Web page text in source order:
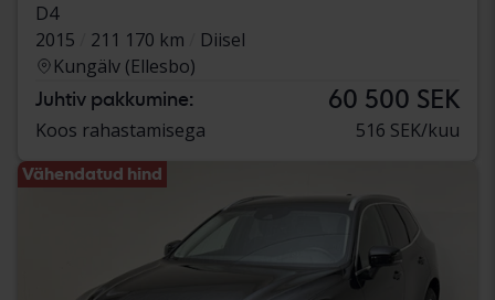
D4
2015
211 170 km
Diisel
Kungälv (Ellesbo)
Juhtiv pakkumine: 60 500 SEK
Koos rahastamisega 516 SEK/kuu
Vähendatud hind